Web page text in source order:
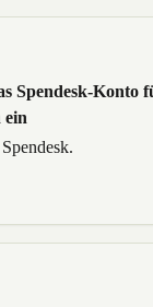
Spendesk-Konto
ein